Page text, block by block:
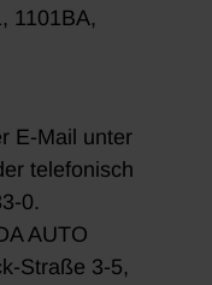
1101BA,
E-Mail unter
telefonisch
0.
AUTO
Straße 3-5,